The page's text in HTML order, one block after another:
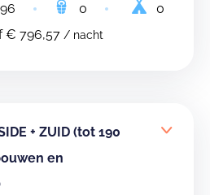
96 0
0
€ 796,57 / nacht
+ ZUID (tot 190
en